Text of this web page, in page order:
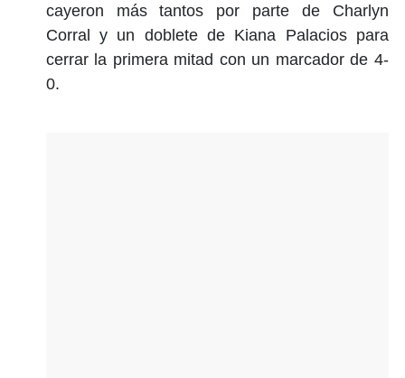
cayeron más tantos por parte de Charlyn
Corral y un doblete de Kiana Palacios para
cerrar la primera mitad con un marcador de 4-
0.